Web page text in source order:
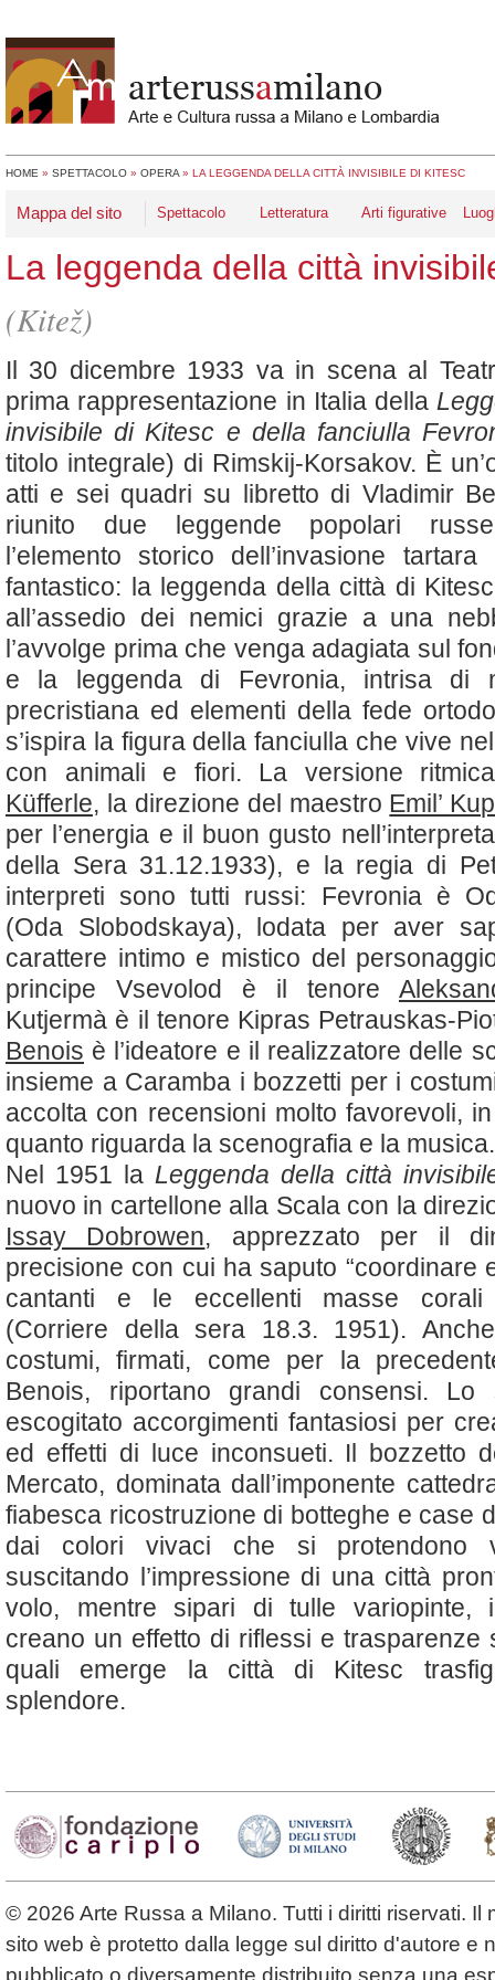
HOME » SPETTACOLO » OPERA » LA LEGGENDA DELLA CITTÀ INVISIBILE DI KITESC
Mappa del sito Spettacolo Letteratura Arti figurative
La leggenda della città
(Kitež)
Il 30 dicembre 1933 va in scena al
prima rappresentazione in Italia della
invisibile di Kitesc e della fanciulla
titolo integrale) di Rimskij-Korsakov. È
atti e sei quadri su libretto di Vladimir
riunito due leggende popolari
l’elemento storico dell’invasione tartara
fantastico: la leggenda della città di
all’assedio dei nemici grazie a una
l’avvolge prima che venga adagiata sul
e la leggenda di Fevronia, intrisa di
precristiana ed elementi della fede
s’ispira la figura della fanciulla che vive
con animali e fiori. La versione
Küfferle, la direzione del maestro Emil’
per l’energia e il buon gusto
della Sera 31.12.1933), e la regia di
interpreti sono tutti russi: Fevronia è
(Oda Slobodskaya), lodata per aver
carattere intimo e mistico del
principe Vsevolod è il tenore
Kutjermà è il tenore Kipras Petrauskas-
Benois è l’ideatore e il realizzatore delle
insieme a Caramba i bozzetti per i
accolta con recensioni molto favorevoli,
quanto riguarda la scenografia e la musica.
Nel 1951 la Leggenda della città
nuovo in cartellone alla Scala con la
Issay Dobrowen, apprezzato per il
precisione con cui ha saputo “coordinare
cantanti e le eccellenti masse corali
(Corriere della sera 18.3. 1951).
costumi, firmati, come per la
Benois, riportano grandi consensi. Lo
escogitato accorgimenti fantasiosi per
ed effetti di luce inconsueti. Il bozzetto
Mercato, dominata dall’imponente
fiabesca ricostruzione di botteghe e case
dai colori vivaci che si protendono
suscitando l’impressione di una città
volo, mentre sipari di tulle variopinte,
creano un effetto di riflessi e trasparenze
quali emerge la città di Kitesc
splendore.
© 2026 Arte Russa a Milano. Tutti i diritti riservati. Il
sito web è protetto dalla legge sul diritto d'autore e
pubblicato o diversamente distribuito senza una